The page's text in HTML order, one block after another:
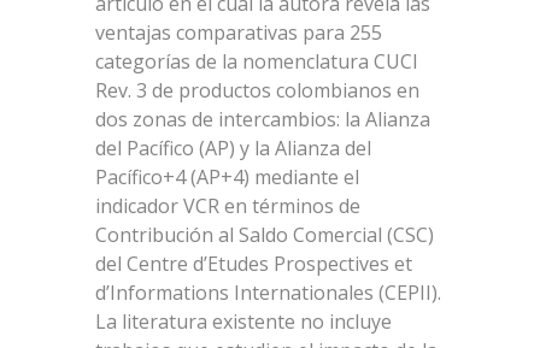
ventajas comparativas para 255
categorías de la nomenclatura CUCI
Rev. 3 de productos colombianos en
dos zonas de intercambios: la Alianza
del Pacífico (AP) y la Alianza del
Pacífico+4 (AP+4) mediante el
indicador VCR en términos de
Contribución al Saldo Comercial (CSC)
del Centre d’Etudes Prospectives et
d’Informations Internationales (CEPII).
La literatura existente no incluye